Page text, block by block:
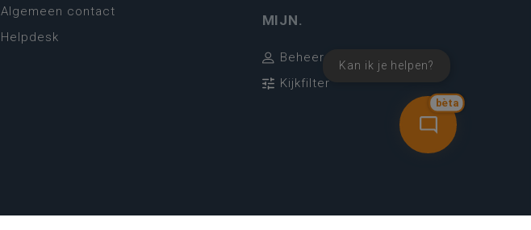
bèta
Kan ik je helpen?
Algemeen contact
Helpdesk
MIJN.
Beheer
Kijkfilter